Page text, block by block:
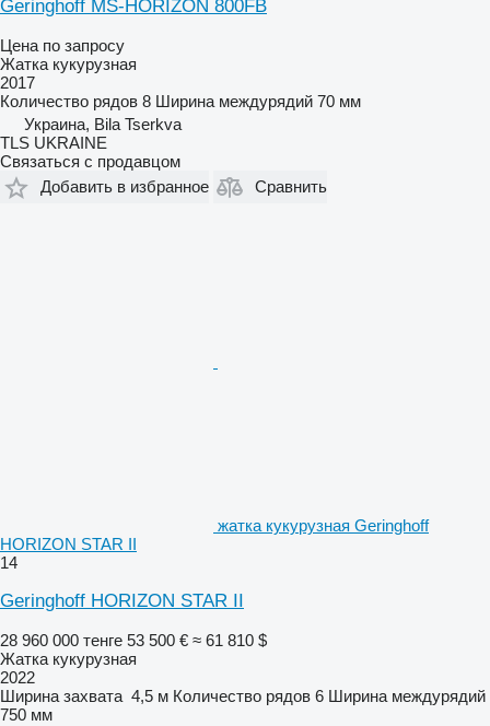
Geringhoff MS-HORIZON 800FB
Цена по запросу
Жатка кукурузная
2017
Количество рядов 8 Ширина междурядий 70 мм
Украина, Bila Tserkva
TLS UKRAINE
Связаться с продавцом
Добавить в избранное
Сравнить
жатка кукурузная Geringhoff
HORIZON STAR II
14
Geringhoff HORIZON STAR II
28 960 000 тенге 53 500 € ≈ 61 810 $
Жатка кукурузная
2022
Ширина захвата 4,5 м Количество рядов 6 Ширина междурядий
750 мм